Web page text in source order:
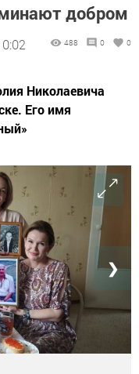
добром
488 0 0
Николаевича
Его имя
❯